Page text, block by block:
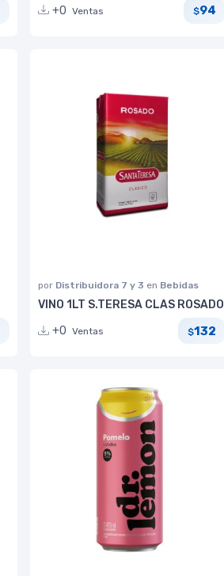
+0 Ventas $94
por Distribuidora 7 y 3 en Bebidas
VINO 1LT S.TERESA CLAS ROSADO
+0 Ventas $132